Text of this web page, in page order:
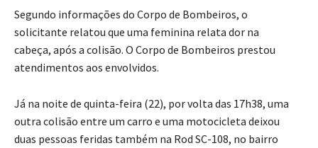
Segundo informações do Corpo de Bombeiros, o
solicitante relatou que uma feminina relata dor na
cabeça, após a colisão. O Corpo de Bombeiros prestou
atendimentos aos envolvidos.
Já na noite de quinta-feira (22), por volta das 17h38, uma
outra colisão entre um carro e uma motocicleta deixou
duas pessoas feridas também na Rod SC-108, no bairro